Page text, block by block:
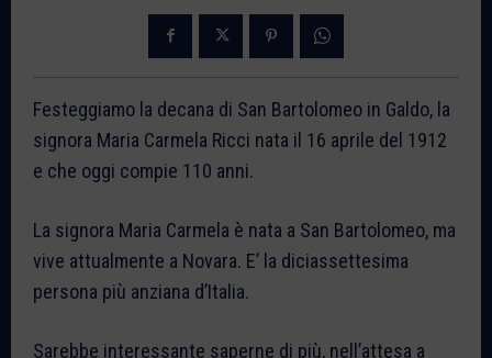
Festeggiamo la decana di San Bartolomeo in Galdo, la
signora Maria Carmela Ricci nata il 16 aprile del 1912
e che oggi compie 110 anni.
La signora Maria Carmela è nata a San Bartolomeo, ma
vive attualmente a Novara. E’ la diciassettesima
persona più anziana d’Italia.
Sarebbe interessante saperne di più, nell’attesa a